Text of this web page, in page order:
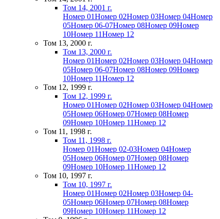
Том 14, 2001 г.
Номер 01Номер 02Номер 03Номер 04Номер
05Номер 06-07Номер 08Номер 09Номер
10Номер 11Номер 12
Том 13, 2000 г.
Том 13, 2000 г.
Номер 01Номер 02Номер 03Номер 04Номер
05Номер 06-07Номер 08Номер 09Номер
10Номер 11Номер 12
Том 12, 1999 г.
Том 12, 1999 г.
Номер 01Номер 02Номер 03Номер 04Номер
05Номер 06Номер 07Номер 08Номер
09Номер 10Номер 11Номер 12
Том 11, 1998 г.
Том 11, 1998 г.
Номер 01Номер 02-03Номер 04Номер
05Номер 06Номер 07Номер 08Номер
09Номер 10Номер 11Номер 12
Том 10, 1997 г.
Том 10, 1997 г.
Номер 01Номер 02Номер 03Номер 04-
05Номер 06Номер 07Номер 08Номер
09Номер 10Номер 11Номер 12